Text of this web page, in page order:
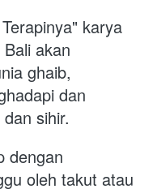
karya
akan
ghaib,
dan
sihir.
dengan
oleh takut atau